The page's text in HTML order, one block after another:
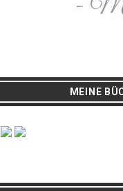
MEINE